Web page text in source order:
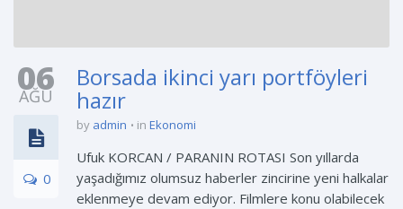
06
AĞU
0
Borsada ikinci yarı portföyleri
hazır
by admin in Ekonomi
Ufuk KORCAN / PARANIN ROTASI Son yıllarda
yaşadığımız olumsuz haberler zincirine yeni halkalar
eklenmeye devam ediyor. Filmlere konu olabilecek